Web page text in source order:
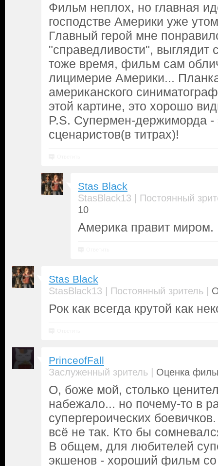
Фильм неплох, но главная
господстве Америки уже
Главный герой мне
"справедливости", выглядит
тоже время, фильм сам
лицимерие Америки...
американского
этой картине, это хорошо
P.S. Супермен-держиморда -
сценаристов(в титрах)!
Stas Black
StasBlack13 | Постоянный
10
Америка правит миром.
Stas Black
StasBlack13 | Постоянный зритель |
Рок как всегда крутой как
PrinceofFall
Заслуженный зритель | Оценка
О, боже мой, столько
набежало... но почему-то в
супергероических
всё не так. Кто бы
В общем, для любителей
экшенов - хороший фильм